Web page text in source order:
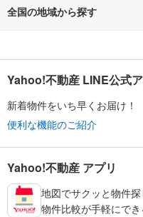
全国の地域から探す
Yahoo!不動産 LINE公式
新着物件をいち早くお届け！
便利な機能のご紹介
Yahoo!不動産 アプリ
地図でサクッと物件探
物件比較が手軽にでき